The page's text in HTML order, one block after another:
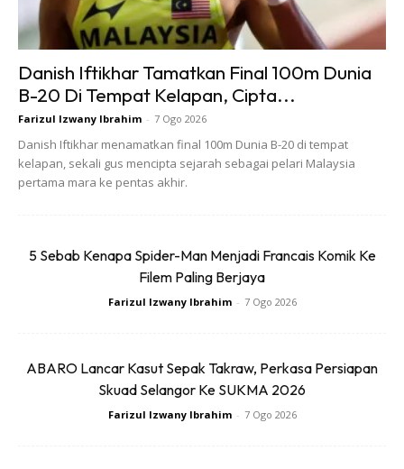
Kehadiran mereka menjanjikan suasana yang meriah dan
peluang unik untuk peminat bertemu idola.
PELUANG ISTIMEWA
Acara yang bakal dikendalikan oleh hos bertenaga seperti
Keanu Azman dan Munabella ini bukan sekadar sesi
terbaru yang bakal dipersembahkan oleh Astro.
Ini merupakan peluang istimewa untuk menjadi antara yang
Danish Iftikhar Tamatkan Final 100m Dunia
B-20 Di Tempat Kelapan, Cipta...
Farizul Izwany Ibrahim - 7 Ogo 2026
Danish Iftikhar menamatkan final 100m Dunia B-20 di tempat
kelapan, sekali gus mencipta sejarah sebagai pelari Malaysia
pertama mara ke pentas akhir.
5 Sebab Kenapa Spider-Man Menjadi Francais Komik Ke
Filem Paling Berjaya
Farizul Izwany Ibrahim - 7 Ogo 2026
ABARO Lancar Kasut Sepak Takraw, Perkasa Persiapan
Skuad Selangor Ke SUKMA 2026
Farizul Izwany Ibrahim - 7 Ogo 2026